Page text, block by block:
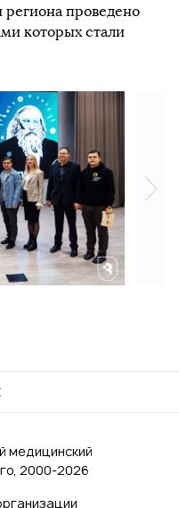
проведено
которых стали
медицинский
2000‑2026